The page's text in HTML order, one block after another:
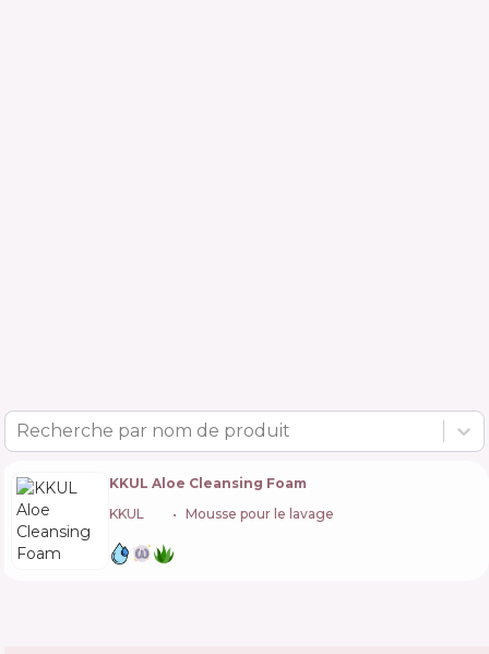
Recherche par nom de produit
KKUL Aloe Cleansing Foam
KKUL
Mousse pour le lavage